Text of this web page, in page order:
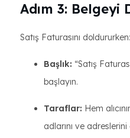
Adım 3:
Satış Faturasını doldururken:
Başlık: “Satış
başlayın.
Taraflar: Hem
adlarını ve adreslerini